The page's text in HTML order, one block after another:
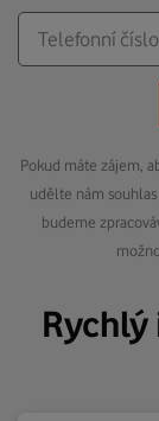
Pokud máte zájem,
udělte nám
budeme
Rychlý